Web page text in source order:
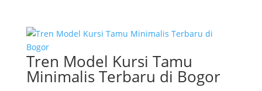
Tren Model Kursi Tamu
Minimalis Terbaru di Bogor